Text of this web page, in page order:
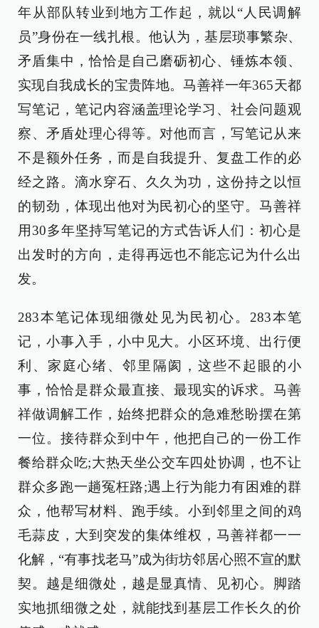
年从部队转业到地方工作起，就以“人民调解
员”身份在一线扎根。他认为，基层琐事繁杂、
矛盾集中，恰恰是自己磨砺初心、锤炼本领、
实现自我成长的宝贵阵地。马善祥一年365天都
写笔记，笔记内容涵盖理论学习、社会问题观
察、矛盾处理心得等。对他而言，写笔记从来
不是额外任务，而是自我提升、复盘工作的必
经之路。滴水穿石、久久为功，这份持之以恒
的韧劲，体现出他对为民初心的坚守。马善祥
用30多年坚持写笔记的方式告诉人们：初心是
出发时的方向，走得再远也不能忘记为什么出
发。
283本笔记体现细微处见为民初心。283本笔
记，小事入手，小中见大。小区环境、出行便
利、家庭心绪、邻里隔阂，这些不起眼的小
事，恰恰是群众最直接、最现实的诉求。马善
祥做调解工作，始终把群众的急难愁盼摆在第
一位。接待群众到中午，他把自己的一份工作
餐给群众吃;大热天坐公交车四处协调，也不让
群众多跑一趟冤枉路;遇上行为能力有困难的群
众，他帮写材料、跑手续。小到邻里之间的鸡
毛蒜皮，大到突发的集体维权，马善祥都一一
化解，“有事找老马”成为街坊邻居心照不宣的默
契。越是细微处，越是显真情、见初心。脚踏
实地抓细微之处，就能找到基层工作长久的价